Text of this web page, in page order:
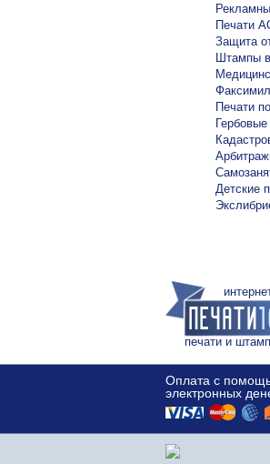
Печати
Защита
Штампы
Печати
Детские
печати и
Оплата с
электронных